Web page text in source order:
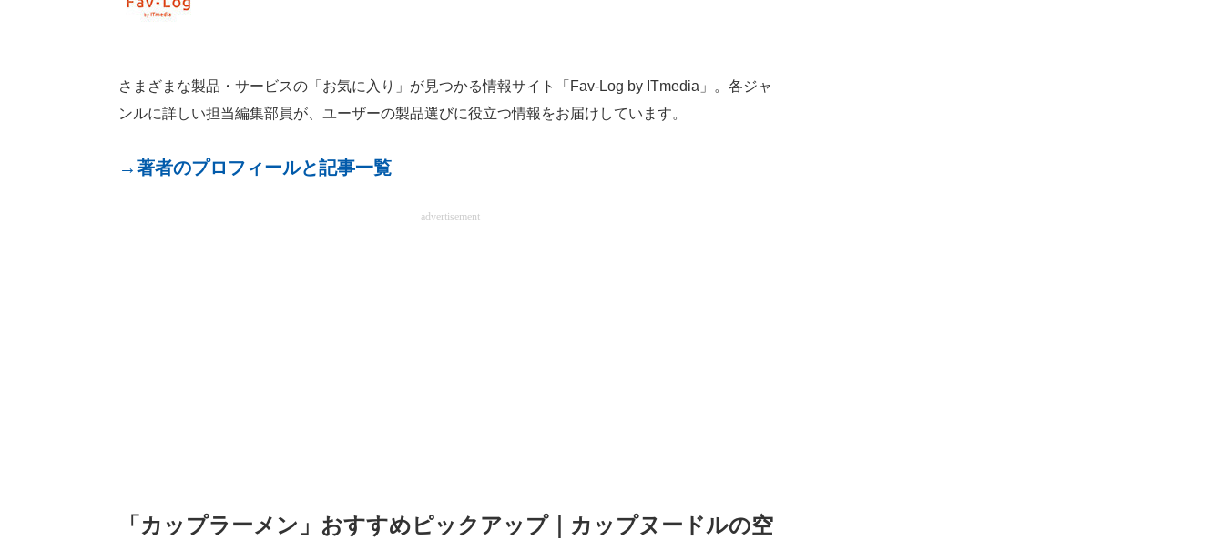
さまざまな製品・サービスの「お気に入り」が見つかる情報サイト「Fav-Log by ITmedia」。各ジャ
ンルに詳しい担当編集部員が、ユーザーの製品選びに役立つ情報をお届けしています。
→著者のプロフィールと記事一覧
advertisement
「カップラーメン」おすすめピックアップ｜カップヌードルの空